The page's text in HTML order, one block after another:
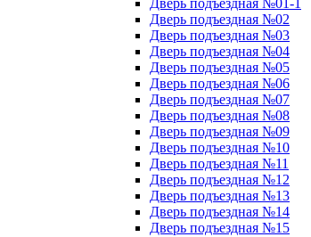
Дверь подъездная №01-1
Дверь подъездная №02
Дверь подъездная №03
Дверь подъездная №04
Дверь подъездная №05
Дверь подъездная №06
Дверь подъездная №07
Дверь подъездная №08
Дверь подъездная №09
Дверь подъездная №10
Дверь подъездная №11
Дверь подъездная №12
Дверь подъездная №13
Дверь подъездная №14
Дверь подъездная №15